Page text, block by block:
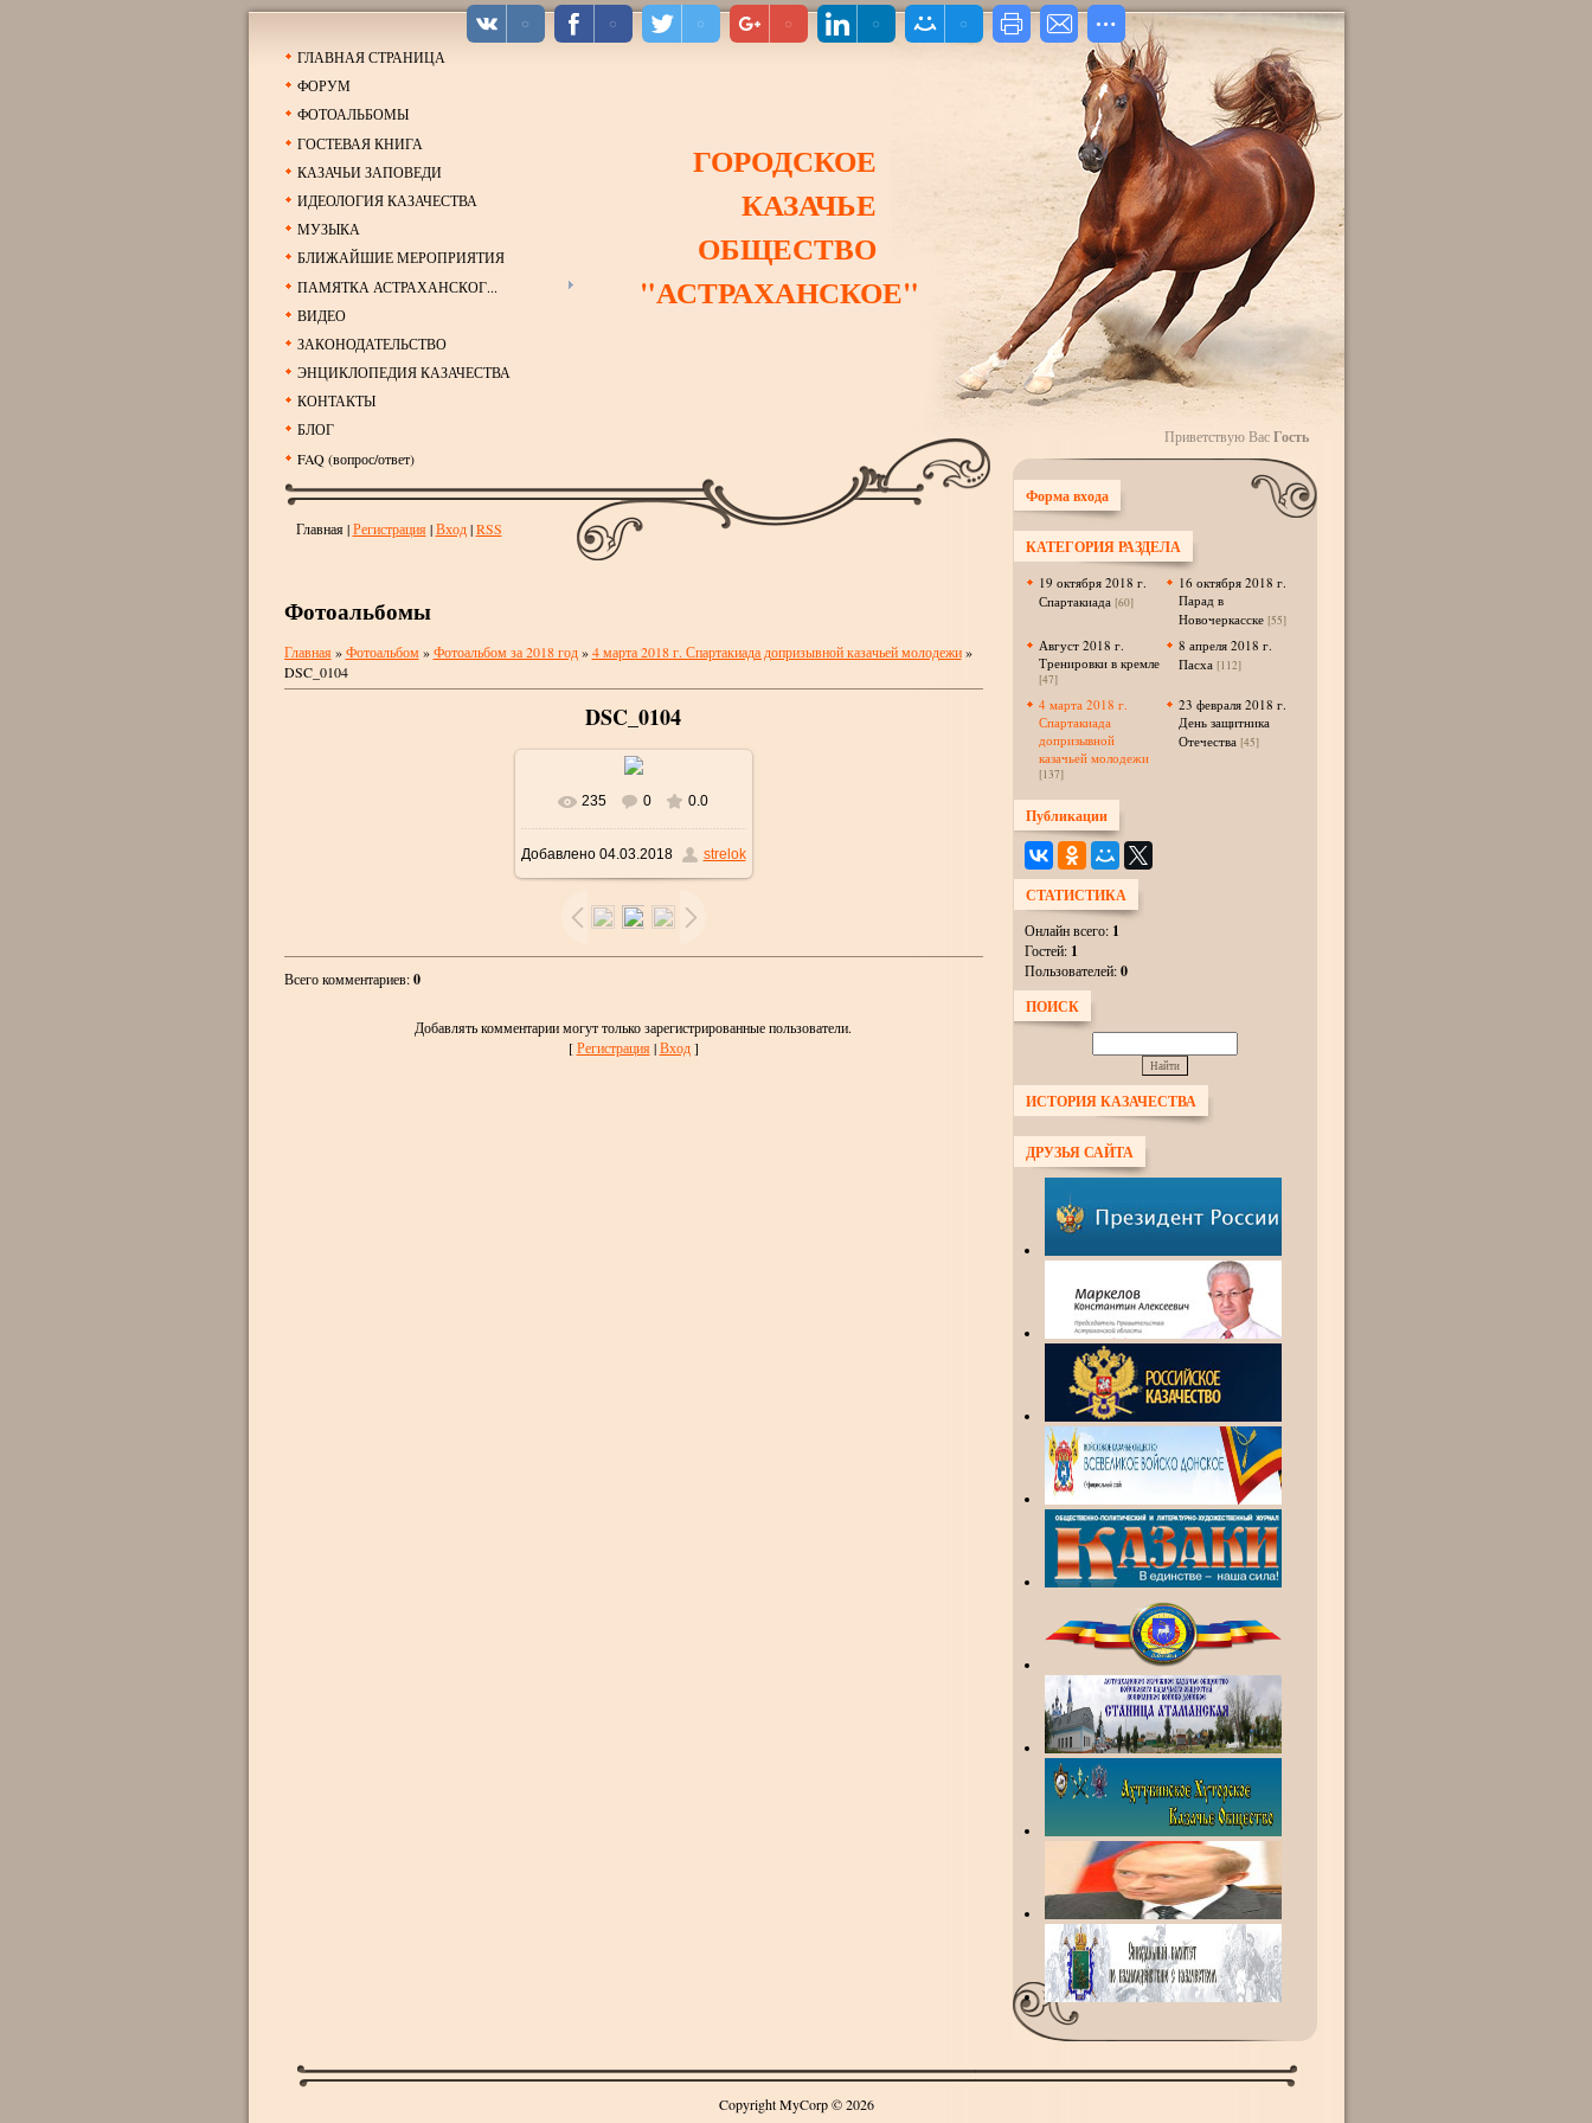
ГЛАВНАЯ СТРАНИЦА
ФОРУМ
ФОТОАЛЬБОМЫ
ГОСТЕВАЯ КНИГА
КАЗАЧЬИ ЗАПОВЕДИ
ИДЕОЛОГИЯ КАЗАЧЕСТВА
МУЗЫКА
БЛИЖАЙШИЕ МЕРОПРИЯТИЯ
ПАМЯТКА АСТРАХАНСКОГ...
ВИДЕО
ЗАКОНОДАТЕЛЬСТВО
ЭНЦИКЛОПЕДИЯ КАЗАЧЕСТВА
КОНТАКТЫ
БЛОГ
FAQ (вопрос/ответ)
ГОРОДСКОЕ
КАЗАЧЬЕ
ОБЩЕСТВО
"АСТРАХАНСКОЕ"
Главная|Регистрация |Вход|RSS
Фотоальбомы
Главная »Фотоальбом»Фотоальбом за 2018 год»4 марта 2018 г. Спартакиада допризывной казачьей молодежи»
DSC_0104
DSC_0104
В реальном размере
1024x685/ 116.6Kb
235 0 0.0
Добавлено04.03.2018 strelok
Всего комментариев:0
Добавлять комментарии могут только зарегистрированные пользователи.
[Регистрация |Вход]
Приветствую Вас Гость
Форма входа
КАТЕГОРИЯ РАЗДЕЛА
19 октября 2018 г.
Спартакиада [60]
16 октября 2018 г.
Парад в
Новочеркасске [55]
Август 2018 г.
Тренировки в кремле
[47]
8 апреля 2018 г.
Пасха [112]
4 марта 2018 г.
Спартакиада
допризывной
казачьей молодежи
[137]
23 февраля 2018 г.
День защитника
Отечества [45]
Публикации
СТАТИСТИКА
Онлайн всего: 1
Гостей: 1
Пользователей:0
ПОИСК
ИСТОРИЯ КАЗАЧЕСТВА
ДРУЗЬЯ САЙТА
Copyright MyCorp © 2026